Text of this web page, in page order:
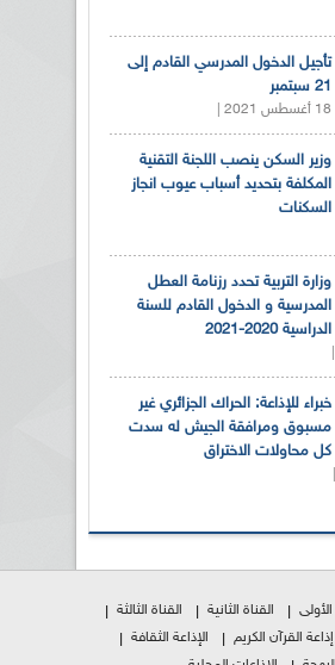
تأجيل الدخول المدرسي القادم إلى
21 سبتمبر
18 أغسطس 2021 |
وزير السكن ينصب اللجنة التقنية
المكلفة بتحديد أسباب عيوب انجاز
السكنات
وزارة التربية تحدد رزنامة العطل
المدرسية و الدخول القادم للسنة
الدراسية 2020-2021
خبراء للإذاعة: الحراك الجزائري غير
مسبوق ومرافقة الجيش له سدت
كل محاولات الاختراق
الأولى القناة الثانية
القناة الثالثة
إذاعة القرآن الكريم
الإذاعة الثقافة